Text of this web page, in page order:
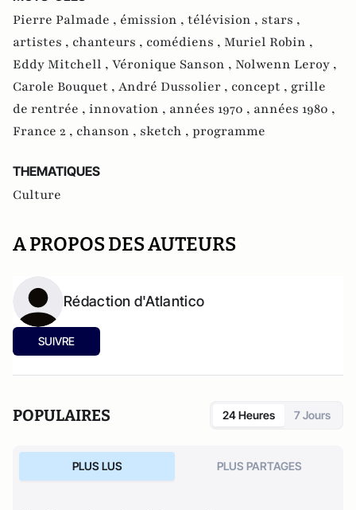
Pierre Palmade , émission , télévision , stars ,
artistes , chanteurs , comédiens , Muriel Robin ,
Eddy Mitchell , Véronique Sanson , Nolwenn Leroy ,
Carole Bouquet , André Dussolier , concept , grille
de rentrée , innovation , années 1970 , années 1980 ,
France 2 , chanson , sketch , programme
THEMATIQUES
Culture
A PROPOS DES AUTEURS
Rédaction d'Atlantico
SUIVRE
POPULAIRES 24 Heures 7 Jours
PLUS LUS PLUS PARTAGES